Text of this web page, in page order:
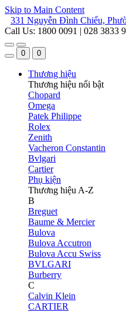
Skip to Main Content
331 Nguyễn Đình Chiểu,
Call Us: 1800 0091 | 028 3833
0 0
Thương hiệu
Thương hiệu nổi bật
Chopard
Omega
Patek Philippe
Rolex
Zenith
Vacheron Constantin
Bvlgari
Cartier
Phụ kiện
Thương hiệu A-Z
B
Breguet
Baume & Mercier
Bulova
Bulova Accutron
Bulova Accu Swiss
BVLGARI
Burberry
C
Calvin Klein
CARTIER